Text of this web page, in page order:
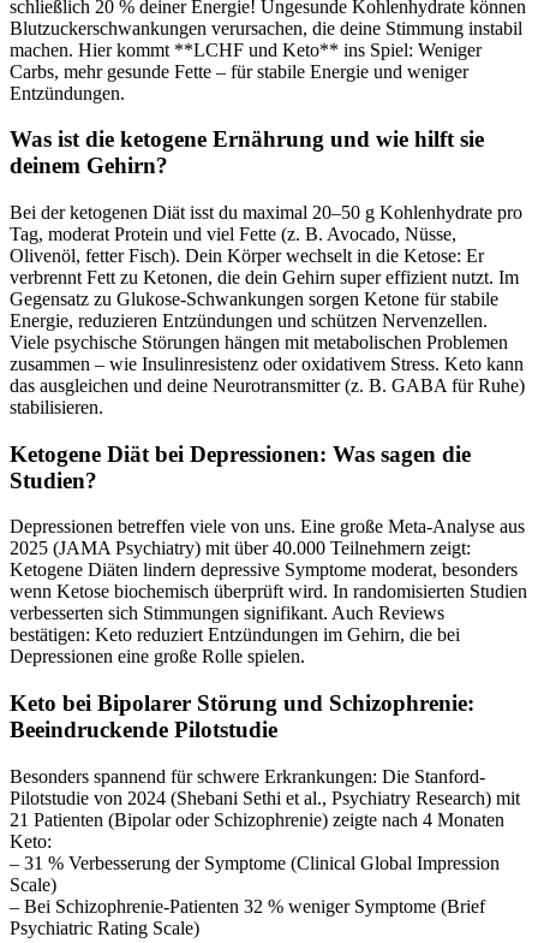
schließlich 20 % deiner Energie! Ungesunde Kohlenhydrate können
Blutzuckerschwankungen verursachen, die deine Stimmung instabil
machen. Hier kommt **LCHF und Keto** ins Spiel: Weniger
Carbs, mehr gesunde Fette – für stabile Energie und weniger
Entzündungen.
Was ist die ketogene Ernährung und wie hilft sie
deinem Gehirn?
Bei der ketogenen Diät isst du maximal 20–50 g Kohlenhydrate pro
Tag, moderat Protein und viel Fette (z. B. Avocado, Nüsse,
Olivenöl, fetter Fisch). Dein Körper wechselt in die Ketose: Er
verbrennt Fett zu Ketonen, die dein Gehirn super effizient nutzt. Im
Gegensatz zu Glukose-Schwankungen sorgen Ketone für stabile
Energie, reduzieren Entzündungen und schützen Nervenzellen.
Viele psychische Störungen hängen mit metabolischen Problemen
zusammen – wie Insulinresistenz oder oxidativem Stress. Keto kann
das ausgleichen und deine Neurotransmitter (z. B. GABA für Ruhe)
stabilisieren.
Ketogene Diät bei Depressionen: Was sagen die
Studien?
Depressionen betreffen viele von uns. Eine große Meta-Analyse aus
2025 (JAMA Psychiatry) mit über 40.000 Teilnehmern zeigt:
Ketogene Diäten lindern depressive Symptome moderat, besonders
wenn Ketose biochemisch überprüft wird. In randomisierten Studien
verbesserten sich Stimmungen signifikant. Auch Reviews
bestätigen: Keto reduziert Entzündungen im Gehirn, die bei
Depressionen eine große Rolle spielen.
Keto bei Bipolarer Störung und Schizophrenie:
Beeindruckende Pilotstudie
Besonders spannend für schwere Erkrankungen: Die Stanford-
Pilotstudie von 2024 (Shebani Sethi et al., Psychiatry Research) mit
21 Patienten (Bipolar oder Schizophrenie) zeigte nach 4 Monaten
Keto:
– 31 % Verbesserung der Symptome (Clinical Global Impression
Scale)
– Bei Schizophrenie-Patienten 32 % weniger Symptome (Brief
Psychiatric Rating Scale)